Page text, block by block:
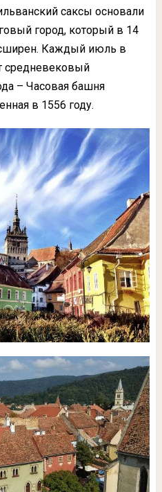
саксы основали
город, который в 14
Каждый июль в
средневековый
– Часовая башня
в 1556 году.